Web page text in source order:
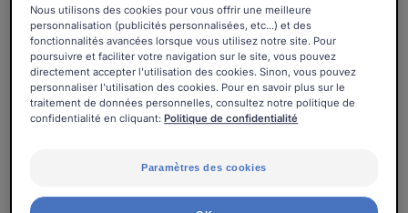
ELGYDIUM Multi-actions -
gel dentifrice
Cosmétique
ELGYDIUM
Junior
ELGYDIUM
Nous utilisons des cookies pour vous offrir une meilleure
personnalisation (publicités personnalisées, etc...) et des
fonctionnalités avancées lorsque vous utilisez notre site. Pour
poursuivre et faciliter votre navigation sur le site, vous pouvez
directement accepter l'utilisation des cookies. Sinon, vous pouvez
personnaliser l'utilisation des cookies. Pour en savoir plus sur le
traitement de données personnelles, consultez notre politique de
confidentialité en cliquant:Politique de confidentialité
Paramètres des cookies